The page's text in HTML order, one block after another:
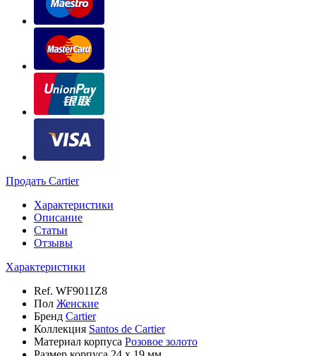
Продать Cartier
Характеристики
Описание
Статьи
Отзывы
Характеристики
Ref. WF9011Z8
Пол Женские
Бренд Cartier
Коллекция Santos de Cartier
Материал корпуса Розовое золото